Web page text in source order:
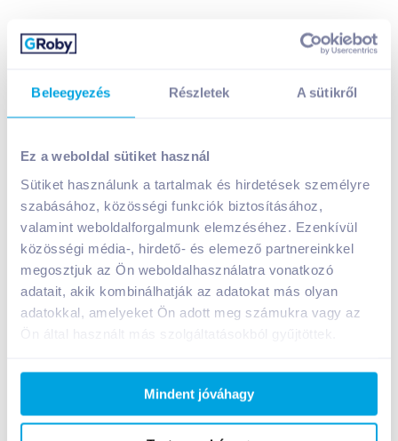
Beleegyezés Részletek A sütikről
Ez a weboldal sütiket használ
Sütiket használunk a tartalmak és hirdetések személyre
szabásához, közösségi funkciók biztosításához,
valamint weboldalforgalmunk elemzéséhez. Ezenkívül
közösségi média-, hirdető- és elemező partnereinkkel
megosztjuk az Ön weboldalhasználatra vonatkozó
adatait, akik kombinálhatják az adatokat más olyan
adatokkal, amelyeket Ön adott meg számukra vagy az
Ön által használt más szolgáltatásokból gyűjtöttek.
Mindent jóváhagy
1 099 Ft / db
Egységár: 3 053 Ft /
Nettó eladási ár: 865 Ft /db(27% áfa)
KosárbaKosárba
Bevásárlólistához adom Értesíts, ha olcsóbb!